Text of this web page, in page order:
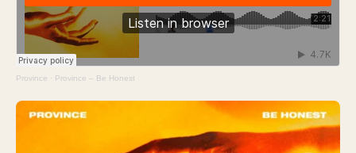
Province · Province – Be Honest